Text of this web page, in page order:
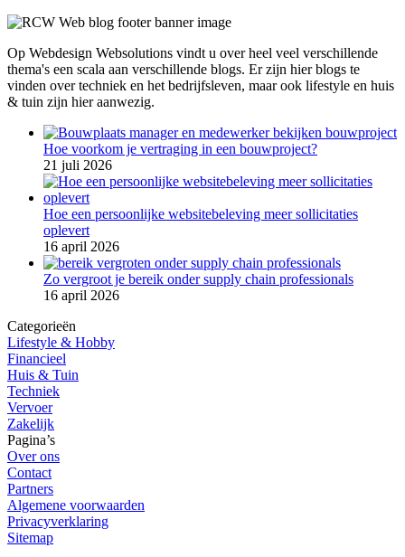
Op Webdesign Websolutions vindt u over heel veel verschillende
thema's een scala aan verschillende blogs. Er zijn hier blogs te
vinden over techniek en het bedrijfsleven, maar ook lifestyle en huis
& tuin zijn hier aanwezig.
Hoe voorkom je vertraging in een bouwproject?
21 juli 2026
Hoe een persoonlijke websitebeleving meer sollicitaties
oplevert
16 april 2026
Zo vergroot je bereik onder supply chain professionals
16 april 2026
Categorieën
Lifestyle & Hobby
Financieel
Huis & Tuin
Techniek
Vervoer
Zakelijk
Pagina’s
Over ons
Contact
Partners
Algemene voorwaarden
Privacyverklaring
Sitemap